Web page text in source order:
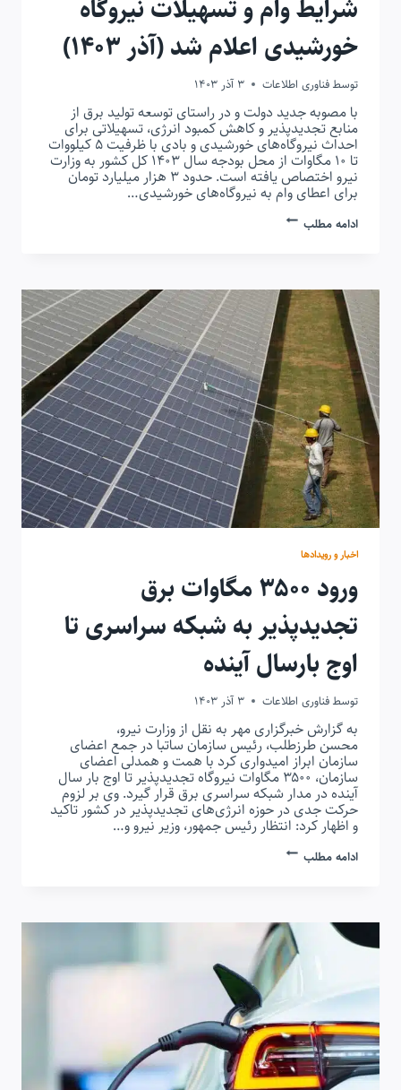
شرایط وام و تسهیلات نیروگاه
خورشیدی اعلام شد (آذر ۱۴۰۳)
توسط فناوری اطلاعات 3 آذر 1403
با مصوبه جدید دولت و در راستای توسعه تولید برق از
منابع تجدیدپذیر و کاهش کمبود انرژی، تسهیلاتی برای
احداث نیروگاه‌های خورشیدی و بادی با ظرفیت ۵ کیلووات
تا ۱۰ مگاوات از محل بودجه سال ۱۴۰۳ کل کشور به وزارت
نیرو اختصاص یافته است. حدود ۳ هزار میلیارد تومان
برای اعطای وام به نیروگاه‌های خورشیدی…
ادامه مطلبشرایط
اعلام
شد
(آذر
۱۴۰۳)
اخبار و رویدادها
ورود ۳۵۰۰ مگاوات برق
تجدیدپذیر به شبکه سراسری تا
اوج بارسال آینده
توسط فناوری اطلاعات 3 آذر 1403
به گزارش خبرگزاری مهر به نقل از وزارت نیرو،
محسن طرزطلب، رئیس سازمان ساتبا در جمع اعضای
سازمان ابراز امیدواری کرد با همت و همدلی اعضای
سازمان، ۳۵۰۰ مگاوات نیروگاه تجدیدپذیر تا اوج بار سال
آینده در مدار شبکه سراسری برق قرار گیرد. وی بر لزوم
حرکت جدی در حوزه انرژی‌های تجدیدپذیر در کشور تاکید
و اظهار کرد: انتظار رئیس جمهور، وزیر نیرو و…
ادامه مطلبورود
شبکه
سراسری
تا
اوج
بارسال